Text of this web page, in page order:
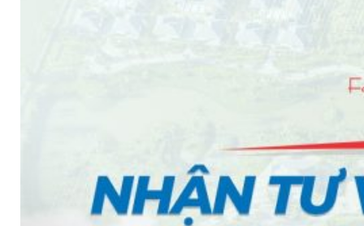
ARMOURSHAKE
CROWNE SLATE
ROYAL ESTATE
ROOF FAST CAP